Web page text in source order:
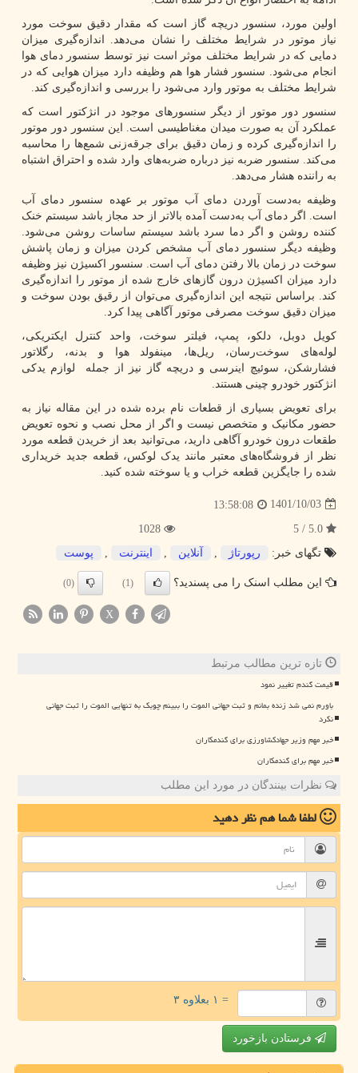
اولین مورد، سنسور دریچه گاز است که مقدار دقیق سوخت مورد
نیاز موتور در شرایط مختلف را نشان می‌دهد. اندازه‌گیری میزان
دمایی که در شرایط مختلف موثر است نیز توسط سنسور دمای هوا
انجام می‌شود. سنسور فشار هوا هم وظیفه دارد میزان هوایی که در
شرایط مختلف به موتور وارد می‌شود را بررسی و اندازه‌گیری کند.
سنسور دور موتور از دیگر سنسورهای موجود در انژکتور است که
عملکرد آن به صورت میدان مغناطیسی است. این سنسور دور موتور
را اندازه‌گیری کرده و زمان دقیق برای جرقه‌زنی شمع‌ها را محاسبه
می‌کند. سنسور ضربه نیز درباره ضربه‌های وارد شده و احتراق اشتباه
به راننده هشار می‌دهد.
وظیفه به‌دست آوردن دمای آب موتور بر عهده سنسور دمای آب
است. اگر دمای آب به‌دست آمده بالاتر از حد مجاز باشد سیستم خنک
کننده روشن و اگر دما سرد باشد سیستم ساسات روشن می‌شود.
وظیفه دیگر سنسور دمای آب مشخص کردن میزان و زمان پاشش
سوخت در زمان بالا رفتن دمای آب است. سنسور اکسیژن نیز وظیفه
دارد میزان اکسیژن درون گازهای خارج شده از موتور را اندازه‌گیری
کند. براساس نتیجه این اندازه‌گیری می‌توان از رقیق بودن سوخت و
میزان دقیق سوخت مصرفی موتور آگاهی پیدا کرد.
کویل دوبل، دلکو، پمپ، فیلتر سوخت، واحد کنترل ایکتریکی،
لوله‌های سوخت‌رسان، ریل‌ها، مینفولد هوا و بدنه، رگلاتور
فشارشکن، سوئیچ اینرسی و دریچه گاز نیز از جمله لوازم یدکی
انژکتور خودرو چینی هستند.
برای تعویض بسیاری از قطعات نام‌ برده شده در این مقاله نیاز به
حضور مکانیک و متخصص نیست و اگر از محل نصب و نحوه تعویض
طقعات درون خودرو آگاهی دارید، می‌توانید بعد از خریدن قطعه مورد
نظر از فروشگاه‌های معتبر مانند یدک لوکس، قطعه جدید خریداری
شده را جایگزین قطعه خراب و یا سوخته شده کنید.
1401/10/03
13:58:08
تگهای خبر:
رپورتاژ آنلاین اینترنت پوست
این مطلب اسنک را می پسندید؟ (1)
(0)
X
تازه ترین مطالب مرتبط
قیمت گندم تغییر نمود
باورم نمی شد زنده بمانم و ثبت جهانی الموت را ببینم چوبک به تنهایی الموت را ثبت جهانی
نکرد
خبر مهم وزیر جهادکشاورزی برای گندمکاران
خبر مهم برای گندمکاران
نظرات بینندگان در مورد این مطلب
لطفا شما همنظر دهید
= ۱ بعلاوه ۳
فرستادن بازخورد